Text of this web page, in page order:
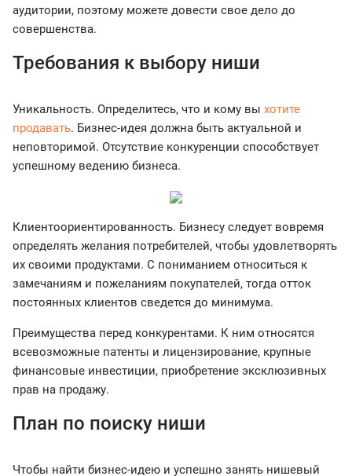
аудитории, поэтому можете довести свое дело до
совершенства.
Требования к выбору ниши
Уникальность. Определитесь, что и кому вы хотите
продавать. Бизнес-идея должна быть актуальной и
неповторимой. Отсутствие конкуренции способствует
успешному ведению бизнеса.
Клиентоориентированность. Бизнесу следует вовремя
определять желания потребителей, чтобы удовлетворять
их своими продуктами. С пониманием относиться к
замечаниям и пожеланиям покупателей, тогда отток
постоянных клиентов сведется до минимума.
Преимущества перед конкурентами. К ним относятся
всевозможные патенты и лицензирование, крупные
финансовые инвестиции, приобретение эксклюзивных
прав на продажу.
План по поиску ниши
Чтобы найти бизнес-идею и успешно занять нишевый